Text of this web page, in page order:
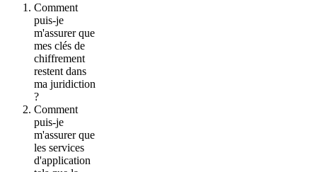
Comment
puis-je
m'assurer que
mes clés de
chiffrement
restent dans
ma juridiction
?
Comment
puis-je
m'assurer que
les services
d'application